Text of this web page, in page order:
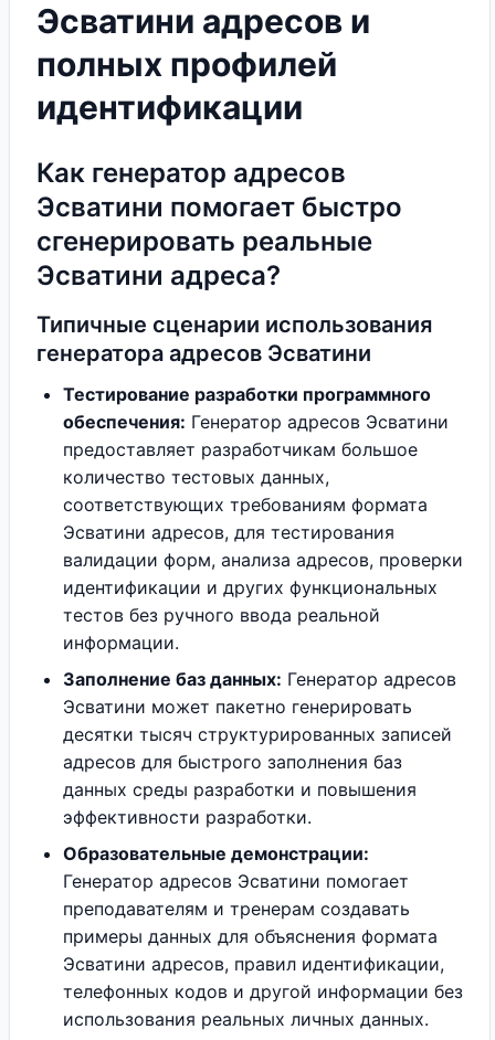
Эсватини адресов и
полных профилей
идентификации
Как генератор адресов
Эсватини помогает быстро
сгенерировать реальные
Эсватини адреса?
Типичные сценарии использования
генератора адресов Эсватини
Тестирование разработки программного
обеспечения: Генератор адресов Эсватини
предоставляет разработчикам большое
количество тестовых данных,
соответствующих требованиям формата
Эсватини адресов, для тестирования
валидации форм, анализа адресов, проверки
идентификации и других функциональных
тестов без ручного ввода реальной
информации.
Заполнение баз данных: Генератор адресов
Эсватини может пакетно генерировать
десятки тысяч структурированных записей
адресов для быстрого заполнения баз
данных среды разработки и повышения
эффективности разработки.
Образовательные демонстрации:
Генератор адресов Эсватини помогает
преподавателям и тренерам создавать
примеры данных для объяснения формата
Эсватини адресов, правил идентификации,
телефонных кодов и другой информации без
использования реальных личных данных.